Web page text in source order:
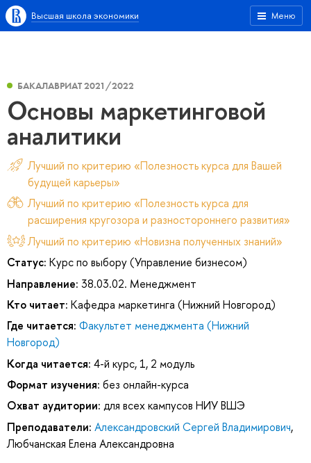
Меню
Высшая школа экономики
БАКАЛАВРИАТ 2021/2022
Основы маркетинговой
аналитики
Лучший по критерию «Полезность курса для Вашей
будущей карьеры»
Лучший по критерию «Полезность курса для
расширения кругозора и разностороннего развития»
Лучший по критерию «Новизна полученных знаний»
Статус: Курс по выбору (Управление бизнесом)
Направление: 38.03.02. Менеджмент
Кто читает: Кафедра маркетинга (Нижний Новгород)
Где читается: Факультет менеджмента (Нижний
Новгород)
Когда читается: 4-й курс, 1, 2 модуль
Формат изучения: без онлайн-курса
Охват аудитории: для всех кампусов НИУ ВШЭ
Преподаватели: Александровский Сергей Владимирович,
Любчанская Елена Александровна